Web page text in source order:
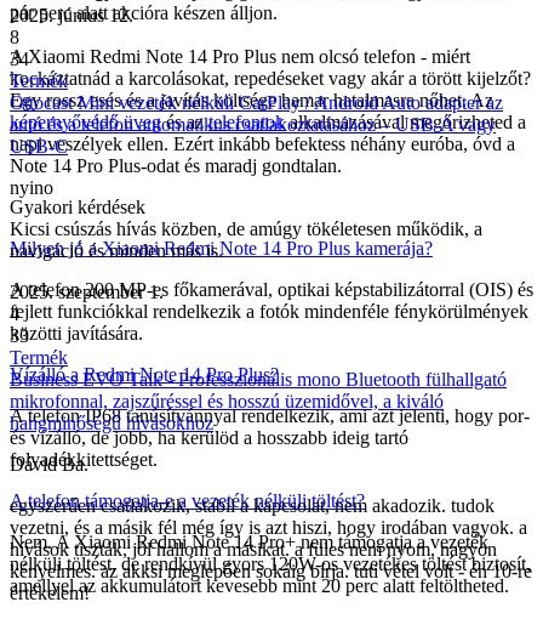
pár perc alatt akcióra készen álljon.
A Xiaomi Redmi Note 14 Pro Plus nem olcsó telefon - miért
kockáztatnád a karcolásokat, repedéseket vagy akár a törött kijelzőt?
Egy rossz esés és a javítás költsége hamar hatalmasra nőhet. Az
képernyővédő üvegés aztelefontokalkalmazásával megőrizheted a
napi veszélyek ellen. Ezért inkább befektess néhány euróba, óvd a
Note 14 Pro Plus-odat és maradj gondtalan.
Gyakori kérdések
Milyen jó a Xiaomi Redmi Note 14 Pro Plus kamerája?
A telefon 200 MP-es főkamerával, optikai képstabilizátorral (OIS) és
fejlett funkciókkal rendelkezik a fotók mindenféle fénykörülmények
közötti javítására.
Vízálló a Redmi Note 14 Pro Plus?
A telefon IP68 tanúsítvánnyal rendelkezik, ami azt jelenti, hogy por-
és vízálló, de jobb, ha kerülöd a hosszabb ideig tartó
folyadékkitettséget.
A telefon támogatja-e a vezeték nélküli töltést?
Nem. A Xiaomi Redmi Note 14 Pro+ nem támogatja a vezeték
nélküli töltést, de rendkívül gyors 120W-os vezetékes töltést biztosít,
amellyel az akkumulátort kevesebb mint 20 perc alatt feltöltheted.
2025. június 12.
8
34
Termék
Ottocast Mini vezeték nélküli CarPlay / Android Auto adapter az
autó és a telefon automatikus csatlakoztatásához – USB-A vagy
USB-C
nyino
Kicsi csúszás hívás közben, de amúgy tökéletesen működik, a
navigáció és minden más is.
2025. szeptember 1.
4
33
Termék
Business EVO Talk - Professzionális mono Bluetooth fülhallgató
mikrofonnal, zajszűréssel és hosszú üzemidővel, a kiváló
hangminőségű hívásokhoz
Dávid Ba.
egyszerűen csatlakozik, stabil a kapcsolat, nem akadozik. tudok
vezetni, és a másik fél még így is azt hiszi, hogy irodában vagyok. a
hívások tiszták, jól hallom a másikat. a füles nem nyom, nagyon
kényelmes. az akksi meglepően sokáig bírja. tuti vétel volt - én 10-re
értékelem!